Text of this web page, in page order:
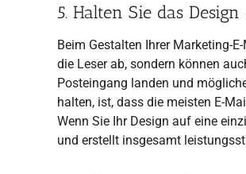
5. Halten Sie das
Beim Gestalten Ihrer Marketing-
die Leser ab, sondern können
Posteingang landen und
halten, ist, dass die meisten E-
Wenn Sie Ihr Design auf eine
und erstellt insgesamt